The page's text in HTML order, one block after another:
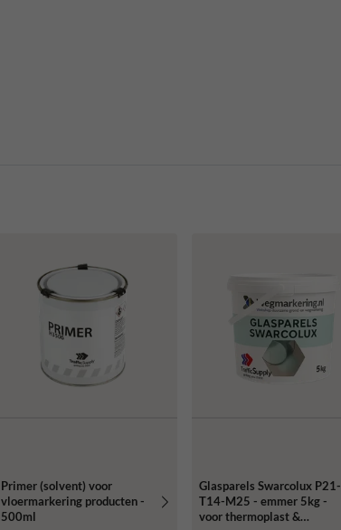
Primer (solvent) voor
vloermarkering producten -
500ml
Glasparels Swarcolux P21-
T14-M25 - emmer 5kg -
voor thermoplast &